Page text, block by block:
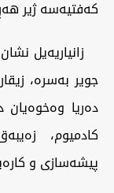
کەفتیەسە ژیر
زانیاریەیل
جویر بەسرە،
دەریا
كادميوم،
پیشەسازی و